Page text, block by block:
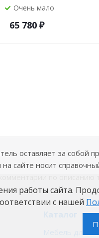
Очень мало
65 780 ₽
оставляет за собой
сайте носит
по описанию
Мебель для
работы сайта.
с нашей